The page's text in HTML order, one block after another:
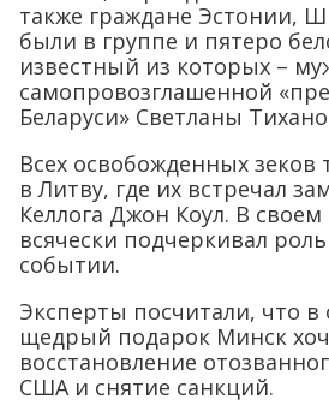
также граждане Эстонии,
были в группе и пятеро
известный из которых –
самопровозглашенной
Беларуси» Светланы
Всех освобожденных зеков
в Литву, где их встречал
Келлога Джон Коул. В
всячески подчеркивал
событии.
Эксперты посчитали, что в
щедрый подарок Минск
восстановление
США и снятие санкций.